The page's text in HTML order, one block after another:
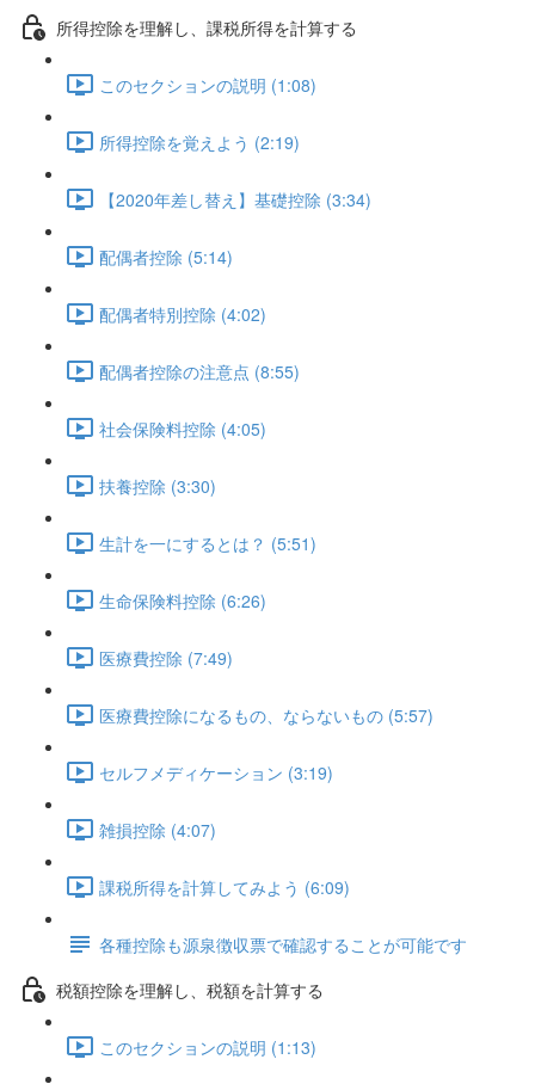
所得控除を理解し、課税所得を計算する
このセクションの説明 (1:08)
所得控除を覚えよう (2:19)
【2020年差し替え】基礎控除 (3:34)
配偶者控除 (5:14)
配偶者特別控除 (4:02)
配偶者控除の注意点 (8:55)
社会保険料控除 (4:05)
扶養控除 (3:30)
生計を一にするとは？ (5:51)
生命保険料控除 (6:26)
医療費控除 (7:49)
医療費控除になるもの、ならないもの (5:57)
セルフメディケーション (3:19)
雑損控除 (4:07)
課税所得を計算してみよう (6:09)
各種控除も源泉徴収票で確認することが可能です
税額控除を理解し、税額を計算する
このセクションの説明 (1:13)